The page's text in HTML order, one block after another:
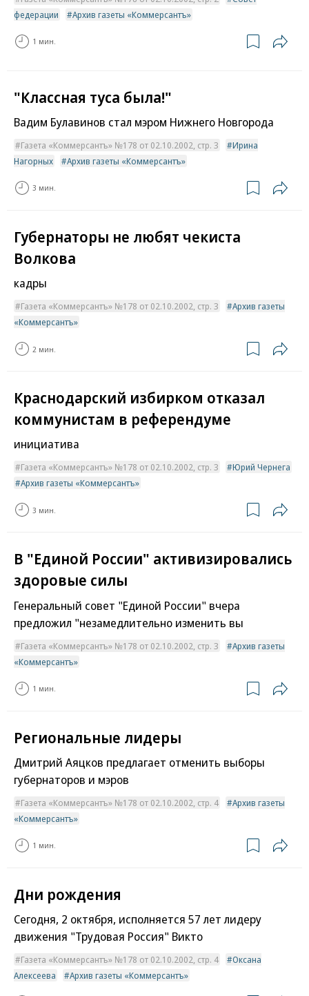
федерации
Архив газеты «Коммерсантъ»
1 мин.
"Классная туса была!"
Вадим Булавинов стал мэром Нижнего Новгорода
Газета «Коммерсантъ» №178 от 02.10.2002, стр. 3
Ирина
Нагорных
Архив газеты «Коммерсантъ»
3 мин.
Губернаторы не любят чекиста
Волкова
кадры
Газета «Коммерсантъ» №178 от 02.10.2002, стр. 3
Архив газеты
«Коммерсантъ»
2 мин.
Краснодарский избирком отказал
коммунистам в референдуме
инициатива
Газета «Коммерсантъ» №178 от 02.10.2002, стр. 3
Юрий Чернега
Архив газеты «Коммерсантъ»
3 мин.
В "Единой России" активизировались
здоровые силы
Генеральный совет "Единой России" вчера
предложил "незамедлительно изменить вы
Газета «Коммерсантъ» №178 от 02.10.2002, стр. 3
Архив газеты
«Коммерсантъ»
1 мин.
Региональные лидеры
Дмитрий Аяцков предлагает отменить выборы
губернаторов и мэров
Газета «Коммерсантъ» №178 от 02.10.2002, стр. 4
Архив газеты
«Коммерсантъ»
1 мин.
Дни рождения
Сегодня, 2 октября, исполняется 57 лет лидеру
движения "Трудовая Россия" Викто
Газета «Коммерсантъ» №178 от 02.10.2002, стр. 4
Оксана
Алексеева
Архив газеты «Коммерсантъ»